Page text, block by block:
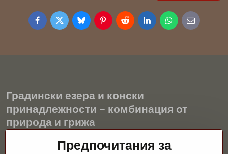
FacebookTwitterBlueskyPinterestRedditLinkedInWhatsApp
E-
mail
Градински езера и конски
принадлежности – комбинация от
природа и грижа
Градинските езера са красиво допълнение към всеки екстериор
Предпочитания за